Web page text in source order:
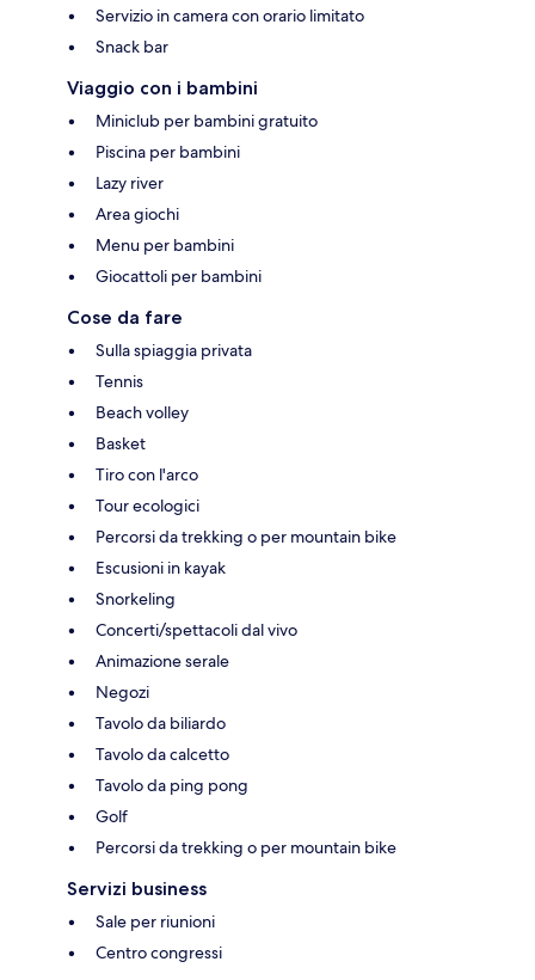
Servizio in camera con orario limitato
Snack bar
Viaggio con i bambini
Miniclub per bambini gratuito
Piscina per bambini
Lazy river
Area giochi
Menu per bambini
Giocattoli per bambini
Cose da fare
Sulla spiaggia privata
Tennis
Beach volley
Basket
Tiro con l'arco
Tour ecologici
Percorsi da trekking o per mountain bike
Escusioni in kayak
Snorkeling
Concerti/spettacoli dal vivo
Animazione serale
Negozi
Tavolo da biliardo
Tavolo da calcetto
Tavolo da ping pong
Golf
Percorsi da trekking o per mountain bike
Servizi business
Sale per riunioni
Centro congressi